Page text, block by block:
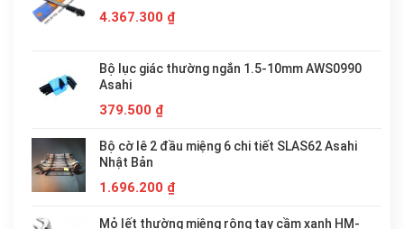
4.367.300 ₫
Bộ lục giác thường ngắn 1.5-10mm AWS0990
Asahi
379.500 ₫
Bộ cờ lê 2 đầu miệng 6 chi tiết SLAS62 Asahi
Nhật Bản
1.696.200 ₫
Mỏ lết thường miệng rộng tay cầm xanh HM-